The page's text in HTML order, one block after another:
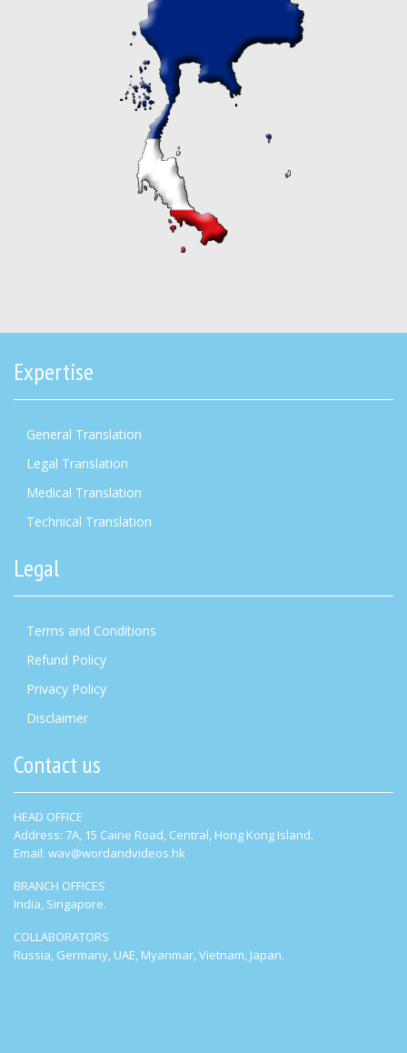
Expertise
General Translation
Legal Translation
Medical Translation
Technical Translation
Legal
Terms and Conditions
Refund Policy
Privacy Policy
Disclaimer
Contact us
HEAD OFFICE
Address: 7A, 15 Caine Road, Central, Hong Kong Island.
Email: wav@wordandvideos.hk
BRANCH OFFICES
India, Singapore.
COLLABORATORS
Russia, Germany, UAE, Myanmar, Vietnam, Japan.